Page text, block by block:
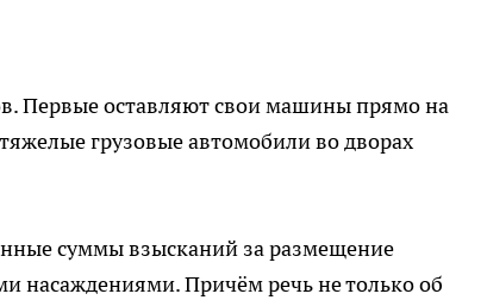
Первые оставляют свои машины прямо на
грузовые автомобили во дворах
суммы взысканий за размещение
насаждениями. Причём речь не только об